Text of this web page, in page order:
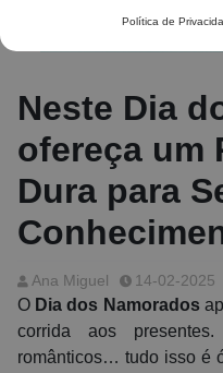
Política de
Neste Dia
ofereça um
Dura para
Ana Miguel 14-02-2025
O Dia dos Namorados
corrida aos
românticos… tudo isso é